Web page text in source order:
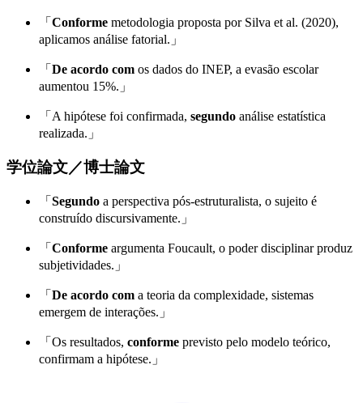
「 Conforme metodologia proposta por Silva et al. (2020),
aplicamos análise fatorial.」
「 De acordo com os dados do INEP, a evasão escolar
aumentou 15%.」
「A hipótese foi confirmada, segundo análise estatística
realizada.」
学位論文／博士論文
「 Segundo a perspectiva pós-estruturalista, o sujeito é
construído discursivamente.」
「 Conforme argumenta Foucault, o poder disciplinar produz
subjetividades.」
「 De acordo com a teoria da complexidade, sistemas
emergem de interações.」
「Os resultados, conforme previsto pelo modelo teórico,
confirmam a hipótese.」